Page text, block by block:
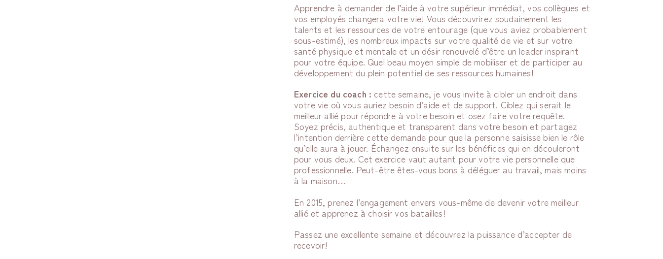
Apprendre à demander de l’aide à votre supérieur immédiat, vos collègues et
vos employés changera votre vie! Vous découvrirez soudainement les
talents et les ressources de votre entourage (que vous aviez probablement
sous-estimé), les nombreux impacts sur votre qualité de vie et sur votre
santé physique et mentale et un désir renouvelé d’être un leader inspirant
pour votre équipe. Quel beau moyen simple de mobiliser et de participer au
développement du plein potentiel de ses ressources humaines!
Exercice du coach : cette semaine, je vous invite à cibler un endroit dans
votre vie où vous auriez besoin d’aide et de support. Ciblez qui serait le
meilleur allié pour répondre à votre besoin et osez faire votre requête.
Soyez précis, authentique et transparent dans votre besoin et partagez
l’intention derrière cette demande pour que la personne saisisse bien le rôle
qu’elle aura à jouer. Échangez ensuite sur les bénéfices qui en découleront
pour vous deux. Cet exercice vaut autant pour votre vie personnelle que
professionnelle. Peut-être êtes-vous bons à déléguer au travail, mais moins
à la maison…
En 2015, prenez l’engagement envers vous-même de devenir votre meilleur
allié et apprenez à choisir vos batailles!
Passez une excellente semaine et découvrez la puissance d’accepter de
recevoir!